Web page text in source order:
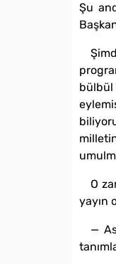
Şu
bülbül
O
yayın
—